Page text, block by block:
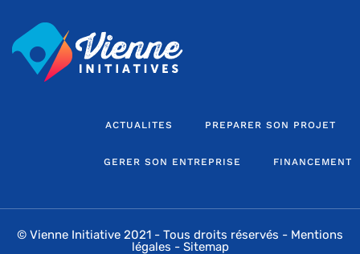
ACTUALITES PREPARER SON PROJET
GERER SON ENTREPRISE FINANCEMENT
© Vienne Initiative 2021 - Tous droits réservés - Mentions
légales - Sitemap